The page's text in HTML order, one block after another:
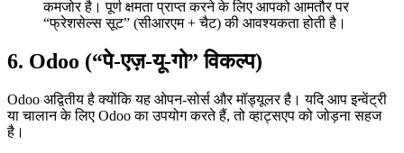
कमजोर है। पूर्ण क्षमता प्राप्त करने के लिए आपको आमतौर पर
“फ्रेशसेल्स सूट” (सीआरएम + चैट) की आवश्यकता होती है।
6. Odoo (“पे-एज़-यू-गो” विकल्प)
Odoo अद्वितीय है क्योंकि यह ओपन-सोर्स और मॉड्यूलर है। यदि आप इन्वेंट्री
या चालान के लिए Odoo का उपयोग करते हैं, तो व्हाट्सएप को जोड़ना सहज
है।